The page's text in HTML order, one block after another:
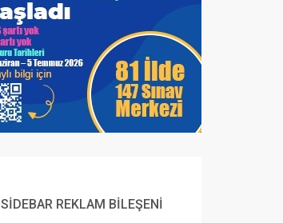
SİDEBAR REKLAM BİLEŞENİ